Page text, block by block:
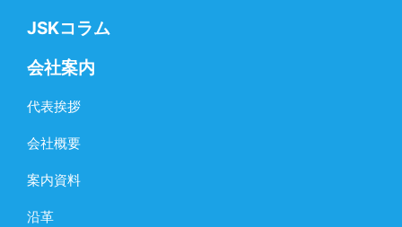
JSKコラム
会社案内
代表挨拶
会社概要
案内資料
沿革